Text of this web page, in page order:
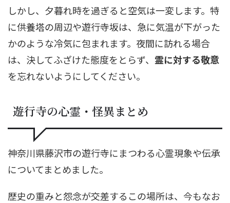
しかし、夕暮れ時を過ぎると空気は一変します。特
に供養塔の周辺や遊行寺坂は、急に気温が下がった
かのような冷気に包まれます。夜間に訪れる場合
は、決してふざけた態度をとらず、 霊に対する敬意
を忘れないようにしてください。
遊行寺の心霊・怪異まとめ
神奈川県藤沢市の遊行寺にまつわる心霊現象や伝承
についてまとめました。
歴史の重みと怨念が交差するこの場所は、今もなお